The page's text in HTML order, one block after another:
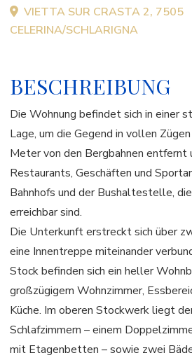
VIETTA SUR CRASTA 2, 7505
CELERINA/SCHLARIGNA
BESCHREIBUNG
Die Wohnung befindet sich in einer
Lage, um die Gegend in vollen
Meter von den Bergbahnen entfernt
Restaurants, Geschäften und
Bahnhofs und der Bushaltestelle,
erreichbar sind.
Die Unterkunft erstreckt sich über
eine Innentreppe miteinander
Stock befinden sich ein heller
großzügigem Wohnzimmer,
Küche. Im oberen Stockwerk liegt
Schlafzimmern – einem
mit Etagenbetten – sowie zwei